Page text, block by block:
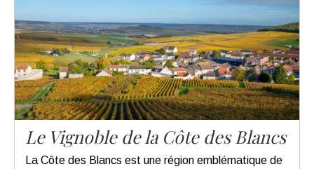
Le Vignoble de la Côte des Blancs
La Côte des Blancs est une région emblématique de